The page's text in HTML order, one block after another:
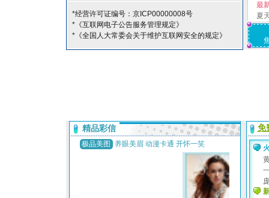
*经营许可证编号：京ICP00000008号
*《互联网电子公告服务管理规定》
*《全国人大常委会关于维护互联网安全的规定》
最
夏